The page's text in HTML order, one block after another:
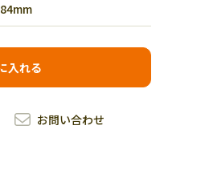
入れる
お問い合わせ